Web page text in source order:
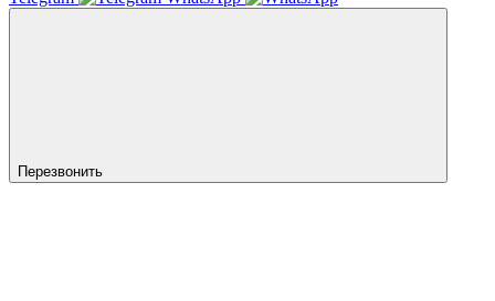
Перезвонить